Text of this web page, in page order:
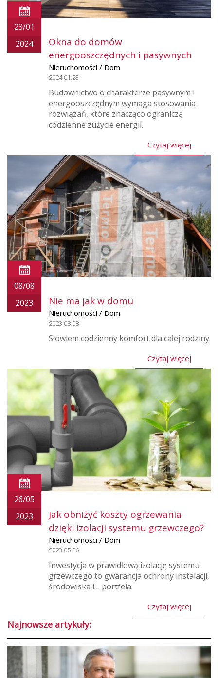
23/01
2024
Okna do domów
energooszczędnych i pasywnych
Nieruchomości / Dom
2024.01.23
Budownictwo o charakterze pasywnym i
energooszczędnym wymaga stosowania
rozwiązań, które znacząco ograniczą
codzienne zużycie energii.
Czytaj więcej
08/08
2023
Nie ma jak w domu
Nieruchomości / Dom
2023.08.08
Słowiem codzienny komfort dla całej rodziny.
Czytaj więcej
26/05
2023
Jak obniżyć koszty ogrzewania
dzięki izolacji systemu grzewczego?
Nieruchomości / Dom
2023.05.26
Inwestycja w prawidłową izolację systemu
grzewczego to gwarancja ochrony instalacji,
środowiska i… portfela.
Czytaj więcej
Najnowsze artykuły: